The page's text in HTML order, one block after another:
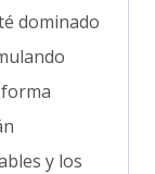
dominado
y los